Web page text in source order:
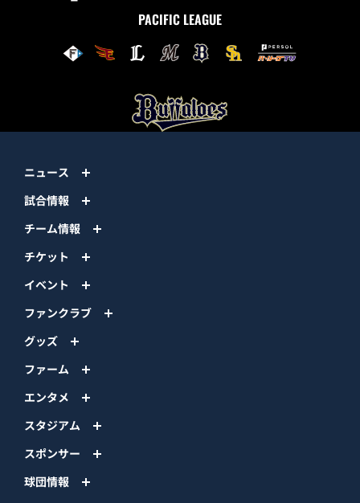
PACIFIC LEAGUE
ニュース
試合情報
チーム情報
チケット
イベント
ファンクラブ
グッズ
ファーム
エンタメ
スタジアム
スポンサー
球団情報